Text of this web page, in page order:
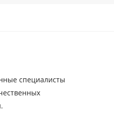
специалисты